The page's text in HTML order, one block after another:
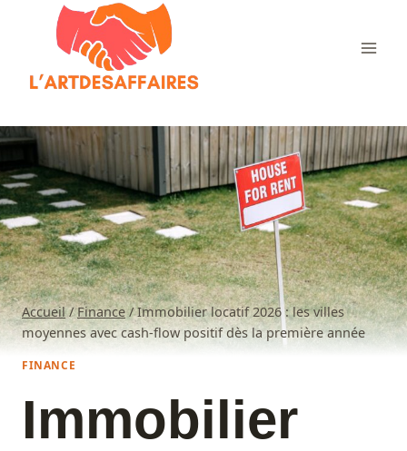
Accueil / Finance / Immobilier locatif 2026 : les villes
moyennes avec cash-flow positif dès la première année
FINANCE
Immobilier